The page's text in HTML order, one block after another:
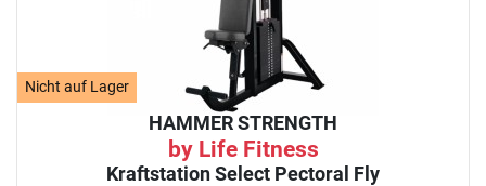
Nicht auf Lager
HAMMER STRENGTH
by Life Fitness
Kraftstation Select Pectoral Fly